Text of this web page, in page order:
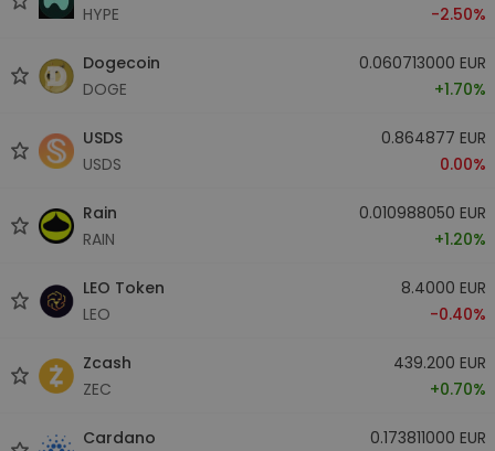
HYPE
-2.50%
Dogecoin
DOGE
0.060713000 EUR
+1.70%
USDS
USDS
0.864877 EUR
0.00%
Rain
RAIN
0.010988050 EUR
+1.20%
LEO Token
LEO
8.4000 EUR
-0.40%
Zcash
ZEC
439.200 EUR
+0.70%
Cardano
0.173811000 EUR